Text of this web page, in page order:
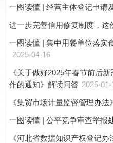
一图读懂 | 经营主体登记申请
进一步完善信用修复制度，这
一图读懂 | 集中用餐单位落实
2025-04-16
《关于做好2025年春节前后
作的通知》解读问答 2025-01-
《集贸市场计量监督管理办法
一图读懂 | 公平竞争审查举报
《河北省数据知识产权登记